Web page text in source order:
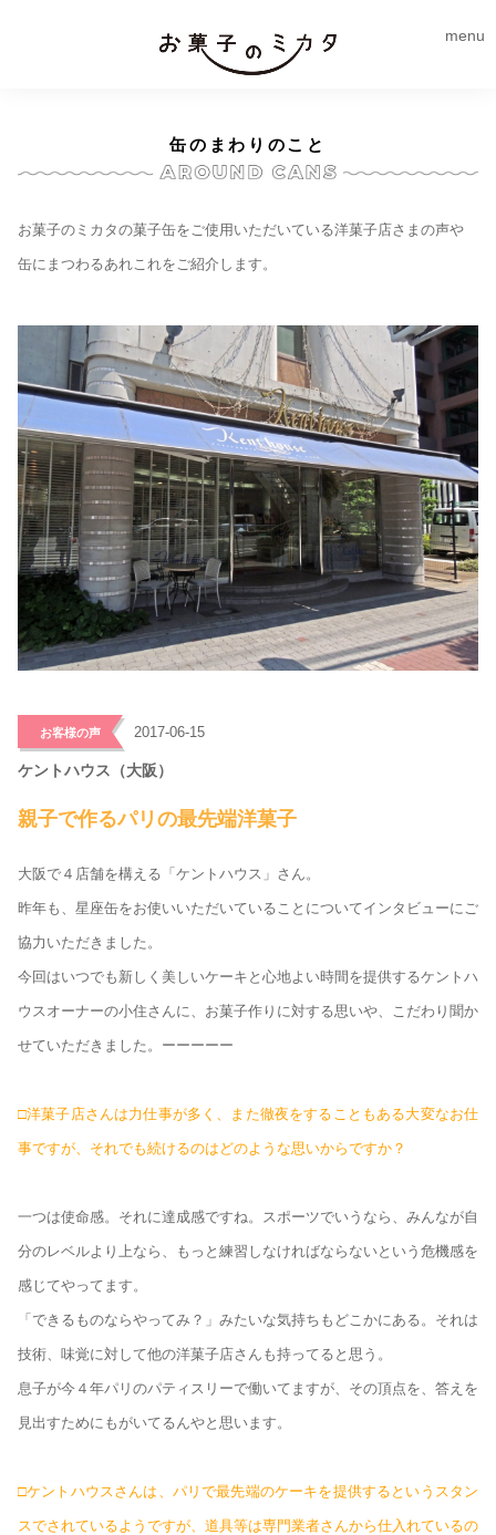
menu
缶のまわりのこと
お菓子のミカタの菓子缶をご使用いただいている洋菓子店さまの声や
缶にまつわるあれこれをご紹介します。
お客様の声 2017-06-15
ケントハウス（大阪）
親子で作るパリの最先端洋菓子
大阪で４店舗を構える「ケントハウス」さん。
昨年も、星座缶をお使いいただいていることについてインタビューにご
協力いただきました。
今回はいつでも新しく美しいケーキと心地よい時間を提供するケントハ
ウスオーナーの小住さんに、お菓子作りに対する思いや、こだわり聞か
せていただきました。ーーーーー
□洋菓子店さんは力仕事が多く、また徹夜をすることもある大変なお仕
事ですが、それでも続けるのはどのような思いからですか？
一つは使命感。それに達成感ですね。スポーツでいうなら、みんなが自
分のレベルより上なら、もっと練習しなければならないという危機感を
感じてやってます。
「できるものならやってみ？」みたいな気持ちもどこかにある。それは
技術、味覚に対して他の洋菓子店さんも持ってると思う。
息子が今４年パリのパティスリーで働いてますが、その頂点を、答えを
見出すためにもがいてるんやと思います。
□ケントハウスさんは、パリで最先端のケーキを提供するというスタン
スでされているようですが、道具等は専門業者さんから仕入れているの